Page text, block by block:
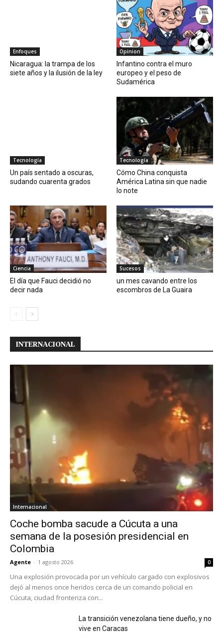
Enfoques
Nicaragua: la trampa de los
siete años y la ilusión de la ley
Opinion
Infantino contra el muro
europeo y el peso de
Sudamérica
Tecnología
Un país sentado a oscuras,
sudando cuarenta grados
Tecnología
Cómo China conquista
América Latina sin que nadie
lo note
Ciencia
El día que Fauci decidió no
decir nada
Sucesos
un mes cavando entre los
escombros de La Guaira
INTERNACIONAL
Internacional
Coche bomba sacude a Cúcuta a una
semana de la posesión presidencial en
Colombia
Agente - 1 agosto 2026 0
Una explosión provocada por un vehículo cargado con explosivos
dejó al menos once heridos cerca de un comando policial en
Cúcuta, ciudad fronteriza con...
La transición venezolana tiene dueño, y no
vive en Caracas